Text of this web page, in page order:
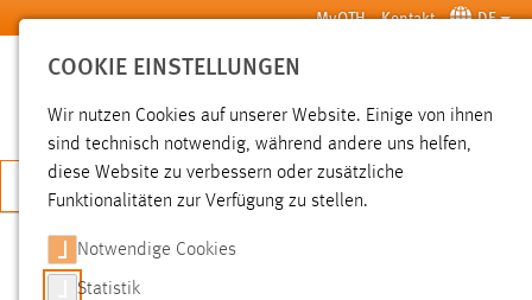
Zum Hauptinhalt springen MyOTH Kontakt DE
SUCHE
JETZT BEWERBEN
SUCHE
COOKIE EINSTELLUNGEN
Wir nutzen Cookies auf unserer Website. Einige von ihnen
sind technisch notwendig, während andere uns helfen,
diese Website zu verbessern oder zusätzliche
Funktionalitäten zur Verfügung zu stellen.
Notwendige Cookies
Statistik